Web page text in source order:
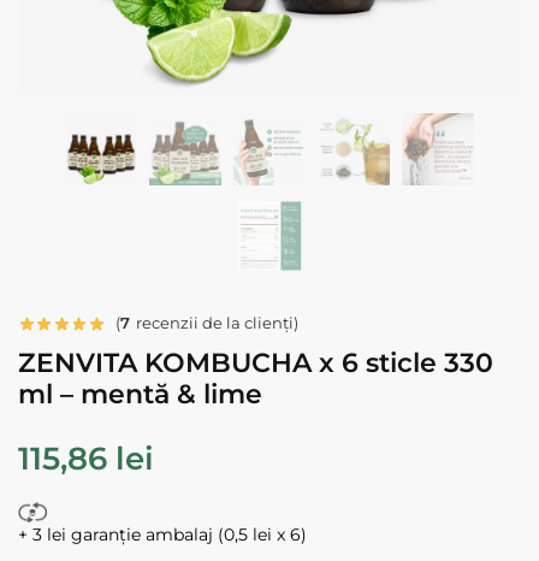
(7 recenzii de la clienți)
ZENVITA KOMBUCHA x 6 sticle 330
ml – mentă & lime
115,86 lei
+ 3 lei garanție ambalaj (0,5 lei x 6)